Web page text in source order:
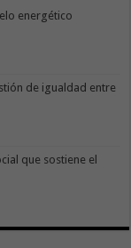
energético
de igualdad entre
que sostiene el